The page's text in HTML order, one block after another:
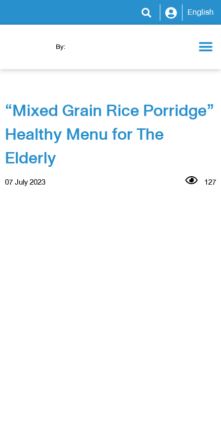
English
By:
“Mixed Grain Rice Porridge”
Healthy Menu for The
Elderly
07 July 2023 127